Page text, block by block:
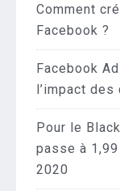
Comment
Facebook ?
Facebook
l’impact des
Pour le
passe à
2020